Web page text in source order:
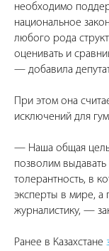
необходимо
национальное
любого рода
оценивать и
— добавила
При этом она
исключений для
— Наша общая
позволим
толерантность, в
эксперты в мире, а
журналистику, —
Ранее в Казахстане